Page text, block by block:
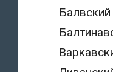
Балвский